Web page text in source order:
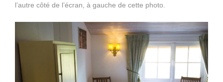
l’autre côté de l’écran, à gauche de cette photo.